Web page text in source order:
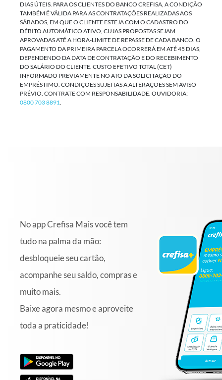
DIAS ÚTEIS. PARA OS CLIENTES DO BANCO CREFISA, A CONDIÇÃO
TAMBÉM É VÁLIDA PARA AS CONTRATAÇÕES REALIZADAS AOS
SÁBADOS, EM QUE O CLIENTE ESTEJA COM O CADASTRO DO
DÉBITO AUTOMÁTICO ATIVO, CUJAS PROPOSTAS SEJAM
APROVADAS ATÉ A HORA-LIMITE DE REPASSE DE CADA BANCO. O
PAGAMENTO DA PRIMEIRA PARCELA OCORRERÁ EM ATÉ 45 DIAS,
DEPENDENDO DA DATA DE CONTRATAÇÃO E DO RECEBIMENTO
DO SALÁRIO DO CLIENTE. CUSTO EFETIVO TOTAL (CET)
INFORMADO PREVIAMENTE NO ATO DA SOLICITAÇÃO DO
EMPRÉSTIMO. CONDIÇÕES SUJEITAS A ALTERAÇÕES SEM AVISO
PRÉVIO. CONTRATE COM RESPONSABILIDADE. OUVIDORIA:
0800 703 8891.
No app Crefisa Mais você tem
tudo na palma da mão:
desbloqueie seu cartão,
acompanhe seu saldo, compras e
muito mais.
Baixe agora mesmo e aproveite
toda a praticidade!